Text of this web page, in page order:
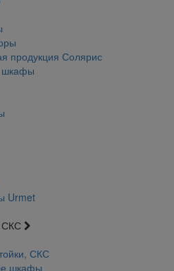
продукция Солярис
шкафы
Urmet
СКС
СКС
шкафы